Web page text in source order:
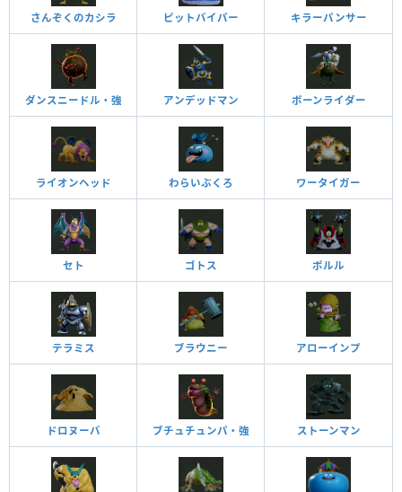
さんぞくのカシラ ピットバイパー キラーパンサー
ダンスニードル・強 アンデッドマン ボーンライダー
ライオンヘッド わらいぶくろ ワータイガー
セト ゴトス ポルル
テラミス ブラウニー アローインプ
ドロヌーバ ブチュチュンパ・強 ストーンマン